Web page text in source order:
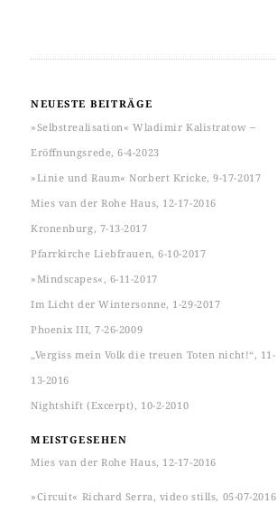
NEUESTE BEITRÄGE
»Selbstrealisation« Wladimir Kalistratow ‒
Eröffnungsrede, 6-4-2023
»Linie und Raum« Norbert Kricke, 9-17-2017
Mies van der Rohe Haus, 12-17-2016
Kronenburg, 7-13-2017
Pfarrkirche Liebfrauen, 6-10-2017
»Mindscapes«, 6-11-2017
Im Licht der Wintersonne, 1-29-2017
Phoenix III, 7-26-2009
„Vergiss mein Volk die treuen Toten nicht!“, 11-
13-2016
Nightshift (Excerpt), 10-2-2010
MEISTGESEHEN
Mies van der Rohe Haus, 12-17-2016
»Circuit« Richard Serra, video stills, 05-07-2016